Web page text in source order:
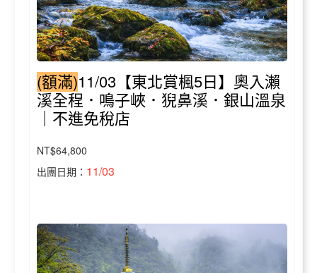
(額滿)11/03【東北賞楓5日】奧入瀨
溪全程．鳴子峽．猊鼻溪．銀山溫泉
｜不進免稅店
NT$64,800
出團日期： 11/03